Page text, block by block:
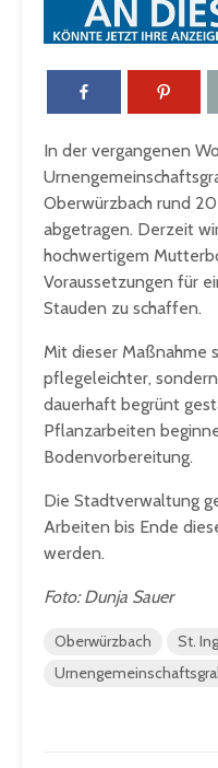
In der vergangenen
Oberwürzbach rund
abgetragen. Derzeit
hochwertigem
Voraussetzungen für
Stauden zu schaffen.
Mit dieser Maßnahme
pflegeleichter,
dauerhaft begrünt
Pflanzarbeiten
Bodenvorbereitung.
Die Stadtverwaltung
Arbeiten bis Ende
werden.
Foto: Dunja Sauer
Oberwürzbach
St.